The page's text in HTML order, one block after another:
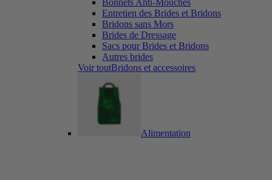
Entretien des Brides et Bridons
Bridons sans Mors
Brides de Dressage
Sacs pour Brides et Bridons
Autres brides
Voir toutBridons et accessoires
Alimentation